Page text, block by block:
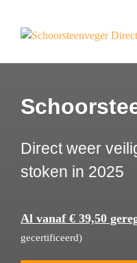
inhoud
Direct weer
stoken in 2025
Al vanaf € 39,50
gecertificeerd)